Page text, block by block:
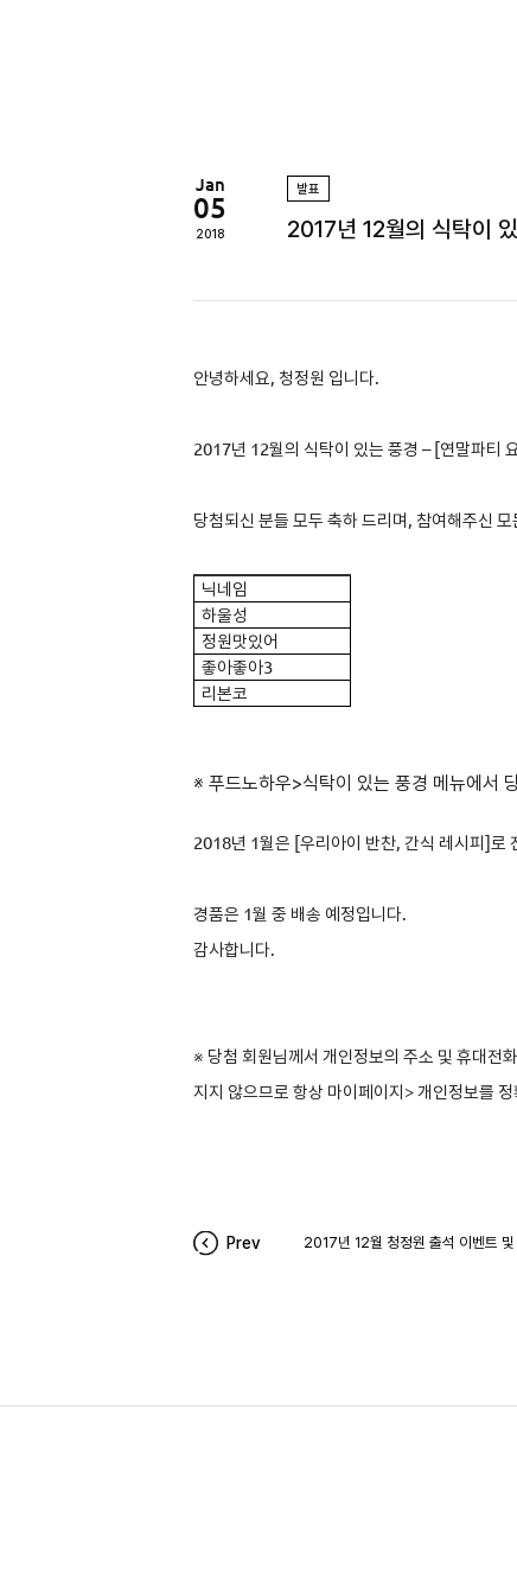
Jan
05
2018
발표
2017년 12월의 식탁이
안녕하세요, 청정원 입니다.
2017년 12월의 식탁이 있는 풍경 – [연말파티
당첨되신 분들 모두 축하 드리며, 참여해주신
닉네임
하울성
정원맛있어
좋아좋아3
리본코
※ 푸드노하우>식탁이 있는 풍경 메뉴에서
2018년 1월은 [우리아이 반찬, 간식 레시피]로
경품은 1월 중 배송 예정입니다.
감사합니다.
※ 당첨 회원님께서 개인정보의 주소 및 휴대전
지지 않으므로 항상 마이페이지> 개인정보를
Prev 2017년 12월 청정원 출석 이벤트